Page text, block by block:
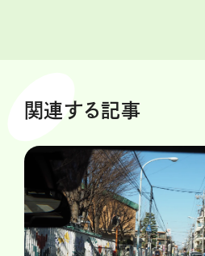
関連する記事